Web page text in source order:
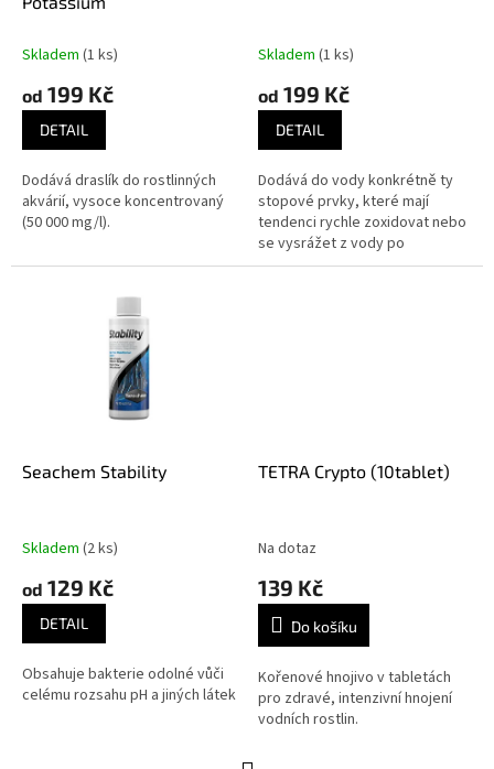
Skladem (1 ks)
od 199 Kč
DETAIL
Dodává draslík do rostlinných
akvárií, vysoce koncentrovaný
(50 000 mg/l).
Skladem (1 ks)
od 199 Kč
DETAIL
Dodává do vody konkrétně ty
stopové prvky, které mají
tendenci rychle zoxidovat nebo
se vysrážet z vody po
přihnojení běžnými hnojivy.
Seachem Stability
Skladem (2 ks)
od 129 Kč
DETAIL
Obsahuje bakterie odolné vůči
celému rozsahu pH a jiných látek
TETRA Crypto (10tablet)
Na dotaz
139 Kč
Do košíku
Kořenové hnojivo v tabletách
pro zdravé, intenzivní hnojení
vodních rostlin.